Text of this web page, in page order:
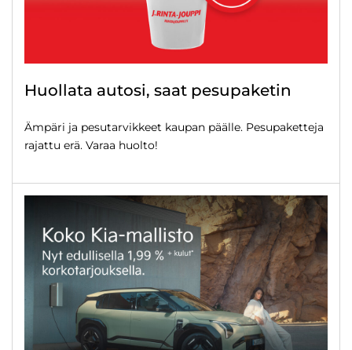
Huollata autosi, saat pesupaketin
Ämpäri ja pesutarvikkeet kaupan päälle. Pesupaketteja
rajattu erä. Varaa huolto!